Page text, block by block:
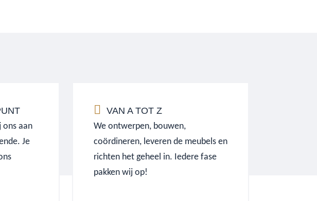
ons aan
Je
VAN A TOT Z
We ontwerpen, bouwen,
coördineren, leveren de meubels en
richten het geheel in. Iedere fase
pakken wij op!